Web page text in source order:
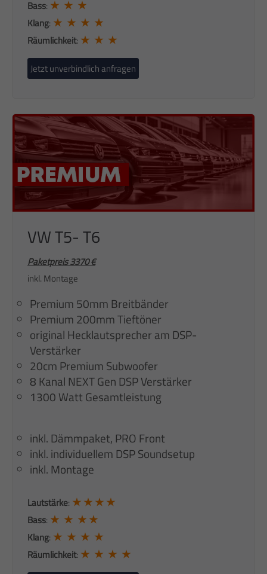
Bass: ★ ★ ★
Klang: ★ ★ ★ ★
Räumlichkeit: ★ ★ ★
Jetzt unverbindlich anfragen
VW T5- T6
Paketpreis 3370 €
inkl. Montage
Premium 50mm Breitbänder
Premium 200mm Tieftöner
original Hecklautsprecher am DSP-
Verstärker
20cm Premium Subwoofer
8 Kanal NEXT Gen DSP Verstärker
1300 Watt Gesamtleistung
inkl. Dämmpaket, PRO Front
inkl. individuellem DSP Soundsetup
inkl. Montage
Lautstärke: ★ ★ ★ ★
Bass: ★ ★ ★ ★
Klang: ★ ★ ★ ★
Räumlichkeit: ★ ★ ★ ★